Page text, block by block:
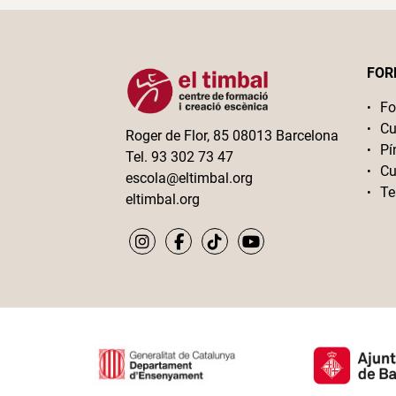
Roger de Flor, 85 08013 Barcelona
Tel. 93 302 73 47
escola@eltimbal.org
eltimbal.org